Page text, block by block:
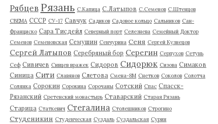
Рябцев Рязань С.Капица С.Латыпов С.Семенов С.Штенцов
СВЕМА СССР СУ-17 Савчук Садиков Садовое кольцо Сальников Сан-
Франциско Сара Тисдейл Северный порт Селезнева Семейный Доктор
Семенов Семеновская Семушин Сенчурина Сеня Сергей Кузнецов
Сергей Латыпов Серебряный бор Серегин Серпухов Сетунь
Сеф Сивичев Сивцев вражек Сидоров Сидорюк Сизова Симаков
Синица Сити Славянов Слетова Смена-8М Снетков Соколов Солотча
Солянка Сорокин Сорокина Сорочаны Сотский Спас Спасск-
Рязанский Сретенский монастырь Ставарский Старая Рязань
Старица Статкевич Стегалина Столешников Строгино
Студеникин Студенческая Суздаль Суздальская Сурин